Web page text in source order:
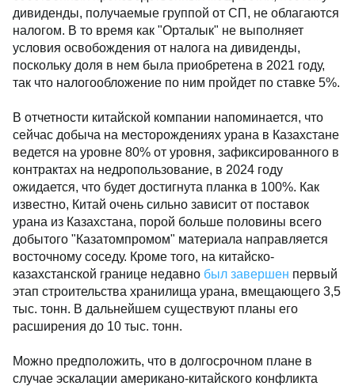
дивиденды, получаемые группой от СП, не облагаются
налогом. В то время как "Орталык" не выполняет
условия освобождения от налога на дивиденды,
поскольку доля в нем была приобретена в 2021 году,
так что налогообложение по ним пройдет по ставке 5%.
В отчетности китайской компании напоминается, что
сейчас добыча на месторождениях урана в Казахстане
ведется на уровне 80% от уровня, зафиксированного в
контрактах на недропользование, в 2024 году
ожидается, что будет достигнута планка в 100%. Как
известно, Китай очень сильно зависит от поставок
урана из Казахстана, порой больше половины всего
добытого "Казатомпромом" материала направляется
восточному соседу. Кроме того, на китайско-
казахстанской границе недавно был завершен первый
этап строительства хранилища урана, вмещающего 3,5
тыс. тонн. В дальнейшем существуют планы его
расширения до 10 тыс. тонн.
Можно предположить, что в долгосрочном плане в
случае эскалации американо-китайского конфликта